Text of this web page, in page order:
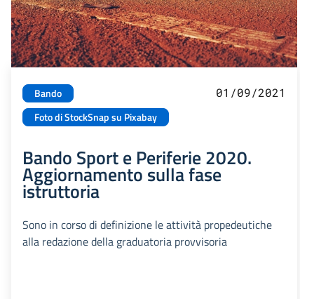
Bando
Foto di StockSnap su Pixabay
01/09/2021
Bando Sport e Periferie 2020.
Aggiornamento sulla fase
istruttoria
Sono in corso di definizione le attività propedeutiche
alla redazione della graduatoria provvisoria